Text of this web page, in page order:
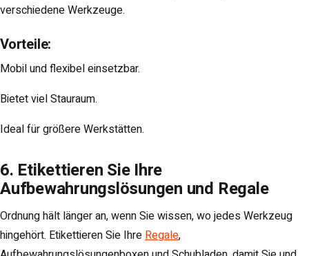
verschiedene Werkzeuge.
Vorteile:
Mobil und flexibel einsetzbar.
Bietet viel Stauraum.
Ideal für größere Werkstätten.
6. Etikettieren Sie Ihre
Aufbewahrungslösungen und Regale
Ordnung hält länger an, wenn Sie wissen, wo jedes Werkzeug
hingehört. Etikettieren Sie IhreRegale,